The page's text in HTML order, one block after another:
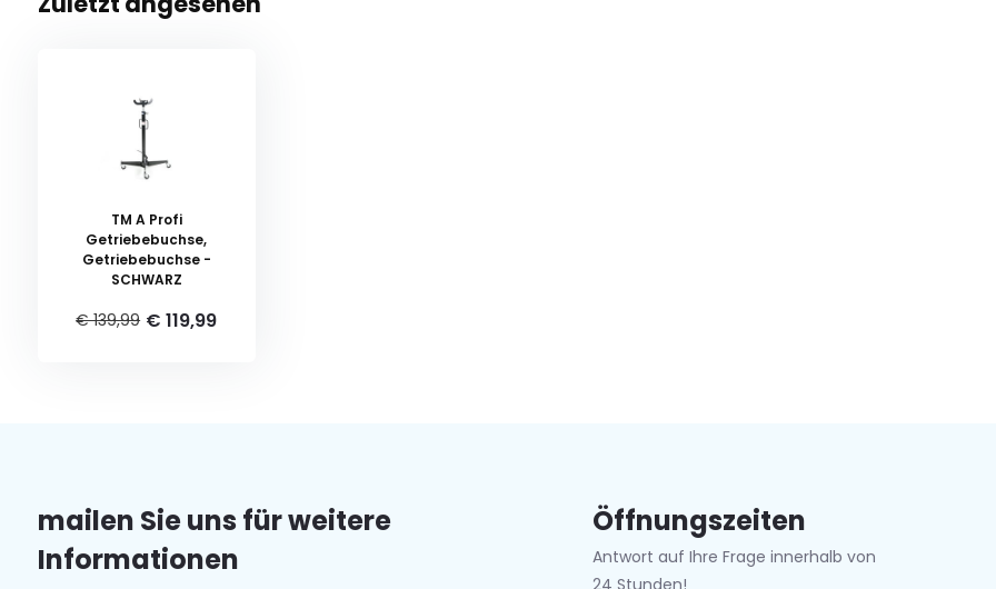
TM A Profi
Getriebebuchse,
Getriebebuchse -
SCHWARZ
€ 139,99 € 119,99
mailen Sie uns für weitere
Informationen
Öffnungszeiten
Antwort auf Ihre Frage innerhalb von
24 Stunden!